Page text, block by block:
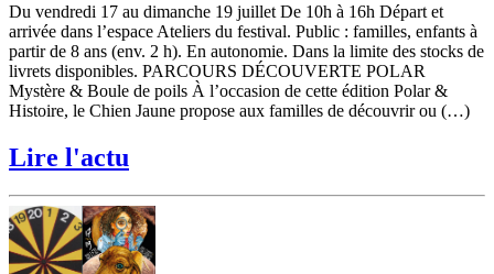
Du vendredi 17 au dimanche 19 juillet De 10h à 16h Départ et
arrivée dans l’espace Ateliers du festival. Public : familles, enfants à
partir de 8 ans (env. 2 h). En autonomie. Dans la limite des stocks de
livrets disponibles. PARCOURS DÉCOUVERTE POLAR
Mystère & Boule de poils À l’occasion de cette édition Polar &
Histoire, le Chien Jaune propose aux familles de découvrir ou (…)
Lire l'actu